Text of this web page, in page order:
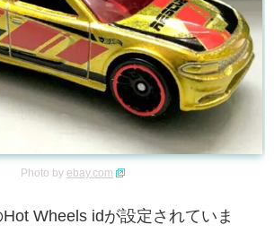
Photo by ebay.com
Wheels idが設定されていま